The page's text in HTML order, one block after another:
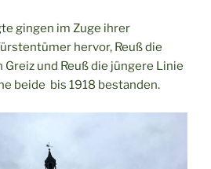
gingen im Zuge ihrer
hervor, Reuß die
und Reuß die jüngere Linie
beide bis 1918 bestanden.